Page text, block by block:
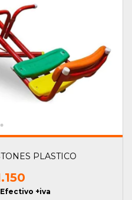
PLASTICO
Efectivo +iva